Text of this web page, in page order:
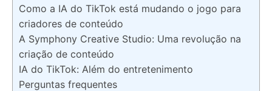
Como a IA do TikTok está mudando o jogo para
criadores de conteúdo
A Symphony Creative Studio: Uma revolução na
criação de conteúdo
IA do TikTok: Além do entretenimento
Perguntas frequentes